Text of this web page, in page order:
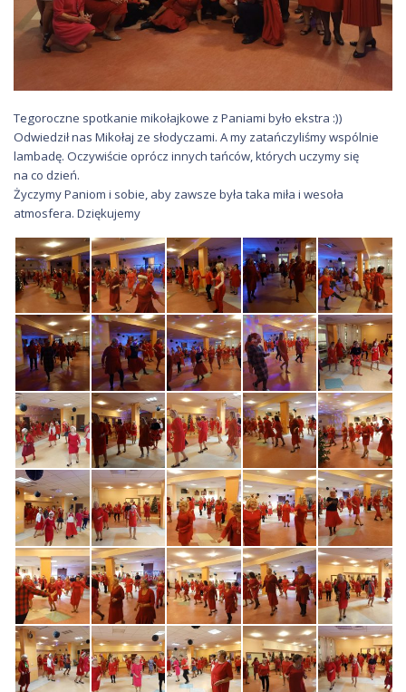
Tegoroczne spotkanie mikołajkowe z Paniami było ekstra :))
Odwiedził nas Mikołaj ze słodyczami. A my zatańczyliśmy wspólnie
lambadę. Oczywiście oprócz innych tańców, których uczymy się
na co dzień.
Życzymy Paniom i sobie, aby zawsze była taka miła i wesoła
atmosfera. Dziękujemy